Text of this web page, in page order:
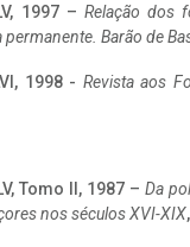
1997 – Relação dos
Barão de
1998 - Revista aos
Tomo II, 1987 – Da
nos séculos XVI-XIX